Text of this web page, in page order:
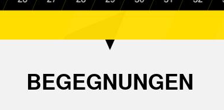
Fortuna Köln 1:1
BEGEGNUNGEN